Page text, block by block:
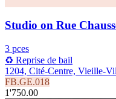
Studio on Rue
3 pces
♻️ Reprise de bail
1204, Cité-Centre, Vieille-
FB.GE.018
1'750.00